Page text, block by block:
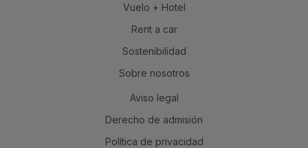
Vuelo + Hotel
Rent a car
Sostenibilidad
Sobre nosotros
Aviso legal
Derecho de admisión
Política de privacidad